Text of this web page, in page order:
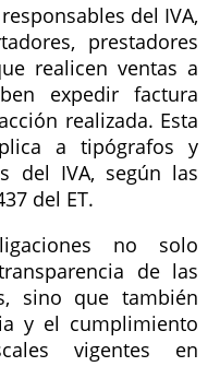
del IVA,
prestadores
realicen ventas a
expedir factura
realizada. Esta
a tipógrafos y
del IVA, según las
del ET.
no solo
de las
sino que también
y el cumplimiento
vigentes en